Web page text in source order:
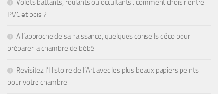
Volets battants, roulants ou occultants : comment choisir entre
PVC et bois ?
A l’approche de sa naissance, quelques conseils déco pour
préparer la chambre de bébé
Revisitez l’Histoire de l’Art avec les plus beaux papiers peints
pour votre chambre